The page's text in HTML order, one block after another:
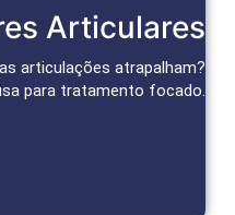
Articulares
articulações atrapalham?
para tratamento focado.
Articulações
alívio da dor e recuperação